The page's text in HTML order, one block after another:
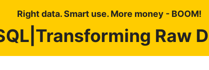
Right data. Smart use. More money - BOOM!
Raw